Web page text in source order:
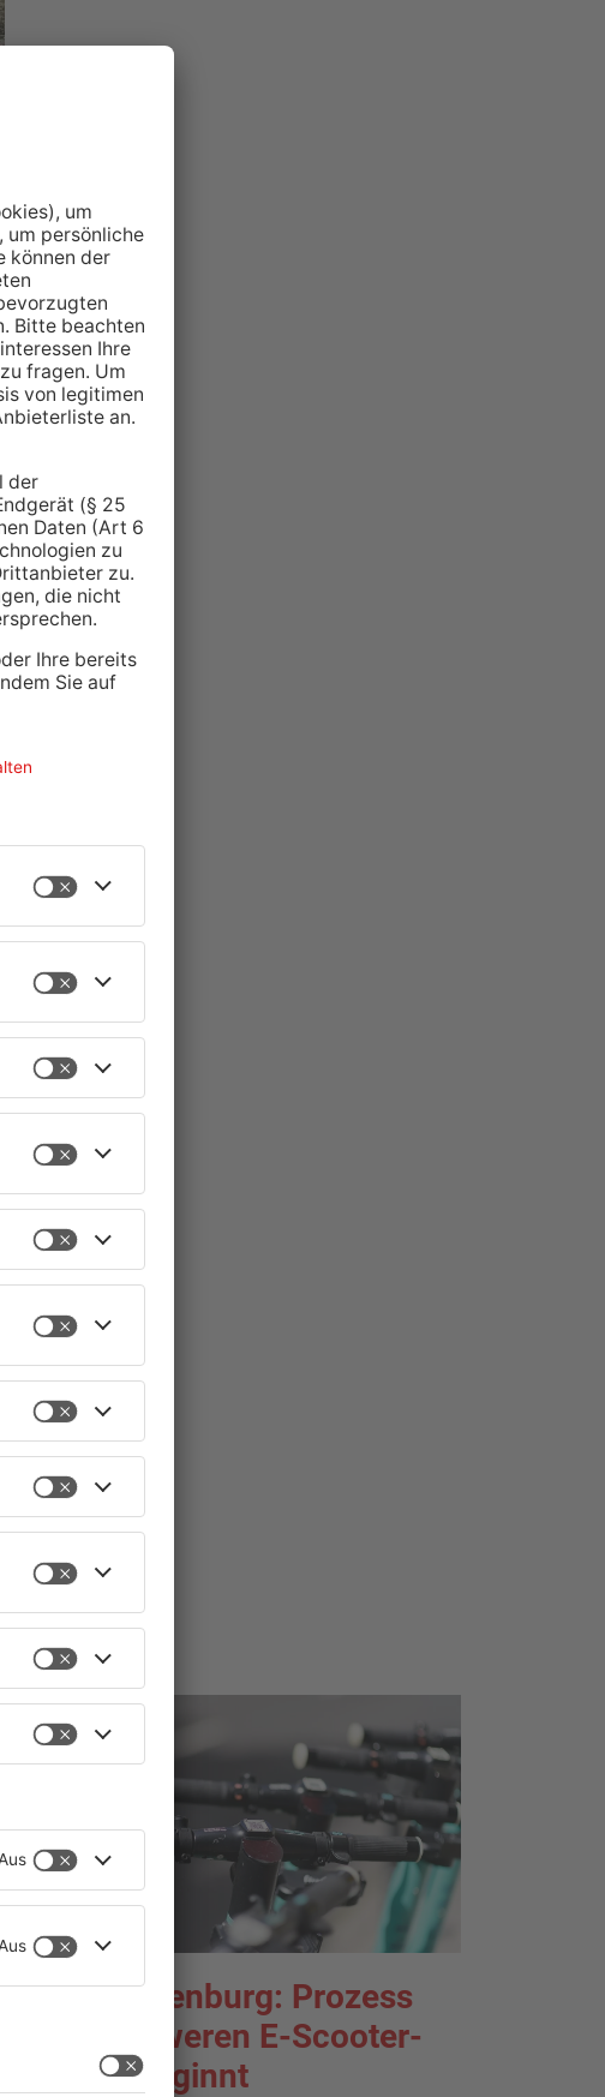
Aschaffenburg: Prozess
um schweren E-Scooter-
Raub beginnt